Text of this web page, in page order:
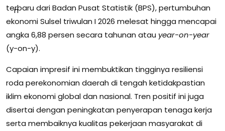
terbaru dari Badan Pusat Statistik (BPS), pertumbuhan
ekonomi Sulsel triwulan I 2026 melesat hingga mencapai
angka 6,88 persen secara tahunan atau year-on-year
(y-on-y).
Capaian impresif ini membuktikan tingginya resiliensi
roda perekonomian daerah di tengah ketidakpastian
iklim ekonomi global dan nasional. Tren positif ini juga
disertai dengan peningkatan penyerapan tenaga kerja
serta membaiknya kualitas pekerjaan masyarakat di